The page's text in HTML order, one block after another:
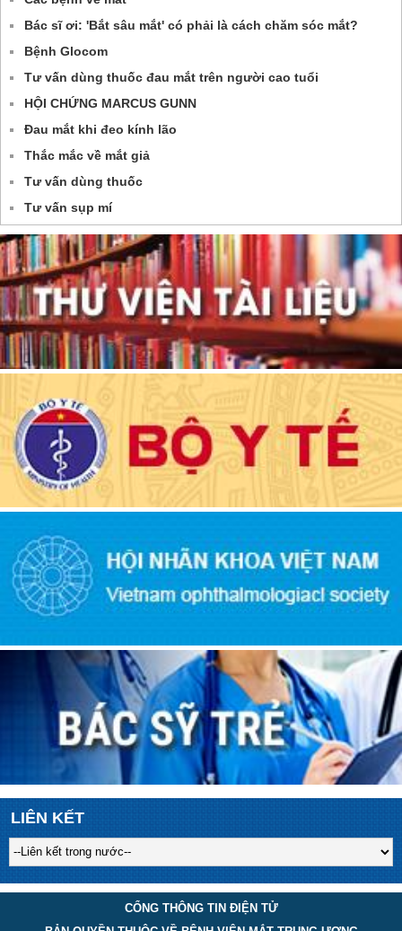
Bác sĩ ơi: 'Bắt sâu mắt' có phải là cách chăm sóc mắt?
Bệnh Glocom
Tư vấn dùng thuốc đau mắt trên người cao tuổi
HỘI CHỨNG MARCUS GUNN
Đau mắt khi đeo kính lão
Thắc mắc về mắt giả
Tư vấn dùng thuốc
Tư vấn sụp mí
LIÊN KẾT
CỔNG THÔNG TIN ĐIỆN TỬ